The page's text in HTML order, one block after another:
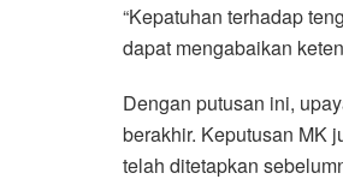
“Kepatuhan terhadap
dapat mengabaikan
Dengan putusan ini,
berakhir. Keputusan MK
telah ditetapkan